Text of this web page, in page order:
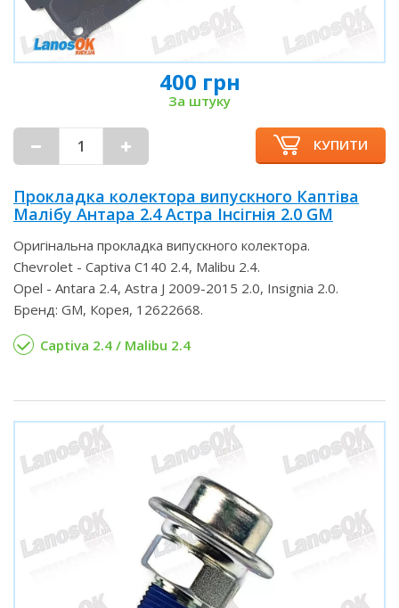
400 грн
За штуку
КУПИТИ
Прокладка колектора випускного Каптіва
Малібу Антара 2.4 Астра Інсігнія 2.0 GM
Оригінальна прокладка випускного колектора.
Chevrolet - Captiva C140 2.4, Malibu 2.4.
Opel - Antara 2.4, Astra J 2009-2015 2.0, Insignia 2.0.
Бренд: GM, Корея, 12622668.
Captiva 2.4 / Malibu 2.4